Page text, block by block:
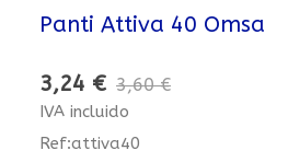
Panti Attiva 40 Omsa
3,24 € 3,60 €
IVA incluido
Ref:attiva40